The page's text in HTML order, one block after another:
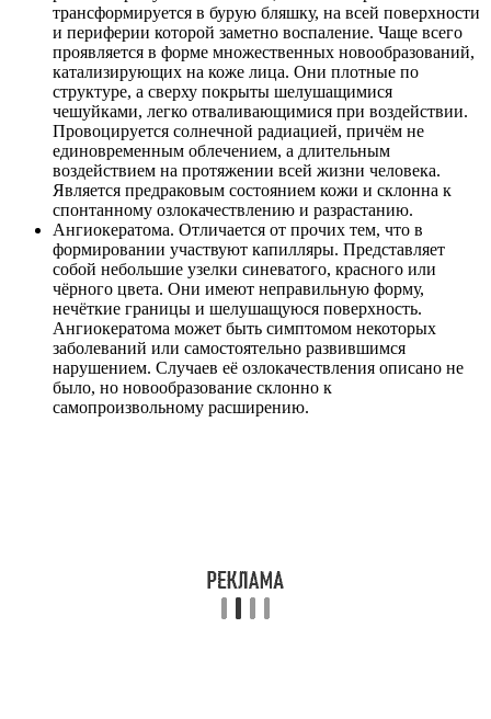
трансформируется в бурую бляшку, на всей поверхности
и периферии которой заметно воспаление. Чаще всего
проявляется в форме множественных новообразований,
катализирующих на коже лица. Они плотные по
структуре, а сверху покрыты шелушащимися
чешуйками, легко отваливающимися при воздействии.
Провоцируется солнечной радиацией, причём не
единовременным облечением, а длительным
воздействием на протяжении всей жизни человека.
Является предраковым состоянием кожи и склонна к
спонтанному озлокачествлению и разрастанию.
Ангиокератома. Отличается от прочих тем, что в
формировании участвуют капилляры. Представляет
собой небольшие узелки синеватого, красного или
чёрного цвета. Они имеют неправильную форму,
нечёткие границы и шелушащуюся поверхность.
Ангиокератома может быть симптомом некоторых
заболеваний или самостоятельно развившимся
нарушением. Случаев её озлокачествления описано не
было, но новообразование склонно к
самопроизвольному расширению.